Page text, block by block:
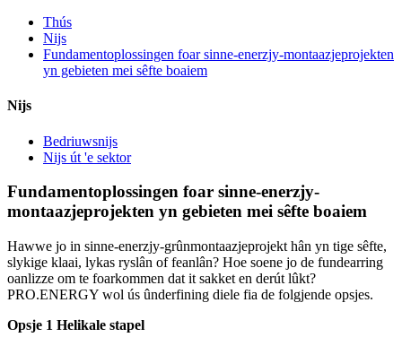
Thús
Nijs
Fundamentoplossingen foar sinne-enerzjy-montaazjeprojekten
yn gebieten mei sêfte boaiem
Nijs
Bedriuwsnijs
Nijs út 'e sektor
Fundamentoplossingen foar sinne-enerzjy-
montaazjeprojekten yn gebieten mei sêfte boaiem
Hawwe jo in sinne-enerzjy-grûnmontaazjeprojekt hân yn tige sêfte,
slykige klaai, lykas ryslân of feanlân? Hoe soene jo de fundearring
oanlizze om te foarkommen dat it sakket en derút lûkt?
PRO.ENERGY wol ús ûnderfining diele fia de folgjende opsjes.
Opsje 1 Helikale stapel